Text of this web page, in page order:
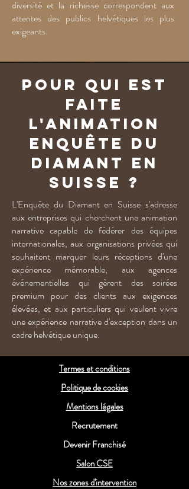
diversité et la richesse correspondent aux
attentes des publics helvétiques les plus
exigeants.
Pour qui est
faite
l'animation
Enquête du
Diamant en
Suisse ?
L'Enquête du Diamant en Suisse s'adresse
aux entreprises qui cherchent une animation
narrative capable de fédérer des équipes
internationales, aux organisations privées qui
souhaitent marquer leurs réceptions d'une
expérience mémorable, aux agences
événementielles qui gèrent des soirées
premium pour des clients aux exigences
élevées, et aux particuliers qui veulent vivre
une expérience narrative d'exception dans un
cadre helvétique unique.
Termes et conditions
Politique de cookies
Mentions légales
Recrutement
Devenir Franchisé
Salon CSE
Nos zones d'intervention